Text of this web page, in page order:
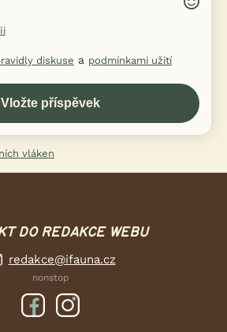
diskuse a podmínkami užití
vláken
DO REDAKCE WEBU
redakce@ifauna.cz
nonstop